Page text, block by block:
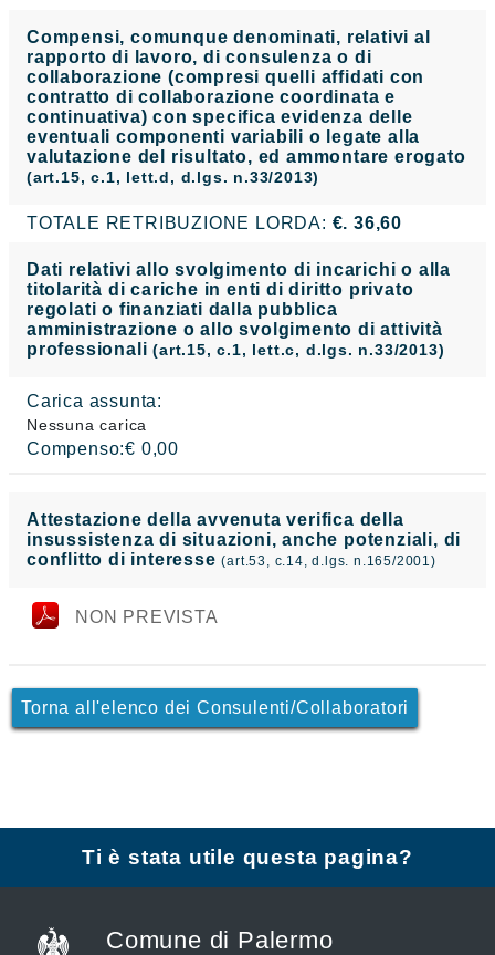
Compensi, comunque denominati, relativi al
rapporto di lavoro, di consulenza o di
collaborazione (compresi quelli affidati con
contratto di collaborazione coordinata e
continuativa) con specifica evidenza delle
eventuali componenti variabili o legate alla
valutazione del risultato, ed ammontare erogato
(art.15, c.1, lett.d, d.lgs. n.33/2013)
TOTALE RETRIBUZIONE LORDA: €. 36,60
Dati relativi allo svolgimento di incarichi o alla
titolarità di cariche in enti di diritto privato
regolati o finanziati dalla pubblica
amministrazione o allo svolgimento di attività
professionali(art.15, c.1, lett.c, d.lgs. n.33/2013)
Carica assunta:
Nessuna carica
Compenso:€ 0,00
Attestazione della avvenuta verifica della
insussistenza di situazioni, anche potenziali, di
conflitto di interesse(art.53, c.14, d.lgs. n.165/2001)
NON PREVISTA
Torna all'elenco dei Consulenti/Collaboratori
Ti è stata utile questa pagina?
Comune di Palermo